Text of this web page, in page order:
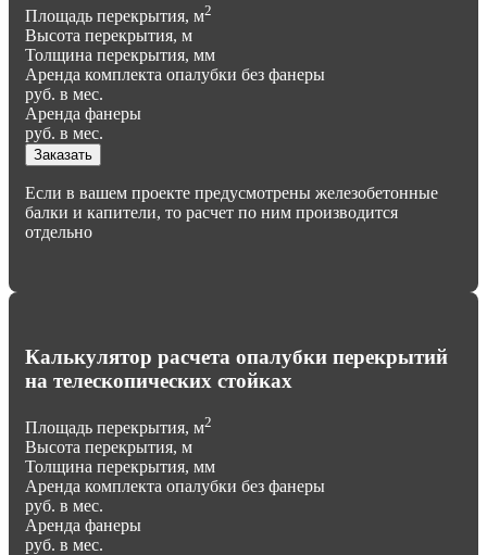
Площадь перекрытия, м2
Высота перекрытия, м
Толщина перекрытия, мм
Аренда комплекта опалубки без фанеры
руб. в мес.
Аренда фанеры
руб. в мес.
Заказать
Если в вашем проекте предусмотрены железобетонные
балки и капители, то расчет по ним производится
отдельно
Калькулятор расчета опалубки перекрытий
на телескопических стойках
Площадь перекрытия, м2
Высота перекрытия, м
Толщина перекрытия, мм
Аренда комплекта опалубки без фанеры
руб. в мес.
Аренда фанеры
руб. в мес.